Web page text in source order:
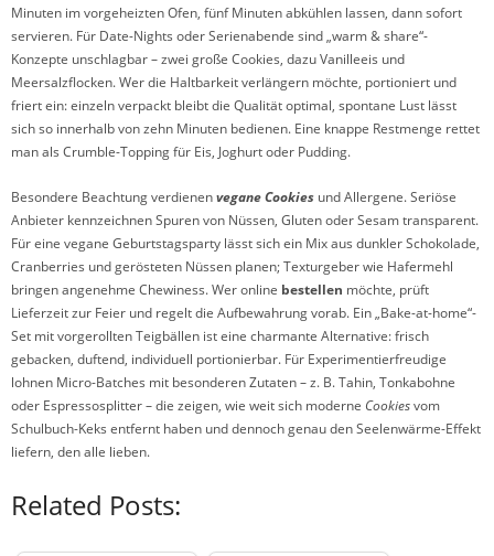
Minuten im vorgeheizten Ofen, fünf Minuten abkühlen lassen, dann sofort
servieren. Für Date-Nights oder Serienabende sind „warm & share“-
Konzepte unschlagbar – zwei große Cookies, dazu Vanilleeis und
Meersalzflocken. Wer die Haltbarkeit verlängern möchte, portioniert und
friert ein: einzeln verpackt bleibt die Qualität optimal, spontane Lust lässt
sich so innerhalb von zehn Minuten bedienen. Eine knappe Restmenge rettet
man als Crumble-Topping für Eis, Joghurt oder Pudding.
Besondere Beachtung verdienenvegane Cookies und Allergene. Seriöse
Anbieter kennzeichnen Spuren von Nüssen, Gluten oder Sesam transparent.
Für eine vegane Geburtstagsparty lässt sich ein Mix aus dunkler Schokolade,
Cranberries und gerösteten Nüssen planen; Texturgeber wie Hafermehl
bringen angenehme Chewiness. Wer online bestellen möchte, prüft
Lieferzeit zur Feier und regelt die Aufbewahrung vorab. Ein „Bake-at-home“-
Set mit vorgerollten Teigbällen ist eine charmante Alternative: frisch
gebacken, duftend, individuell portionierbar. Für Experimentierfreudige
lohnen Micro-Batches mit besonderen Zutaten – z. B. Tahin, Tonkabohne
oder Espressosplitter – die zeigen, wie weit sich moderne Cookiesvom
Schulbuch-Keks entfernt haben und dennoch genau den Seelenwärme-Effekt
liefern, den alle lieben.
Related Posts: